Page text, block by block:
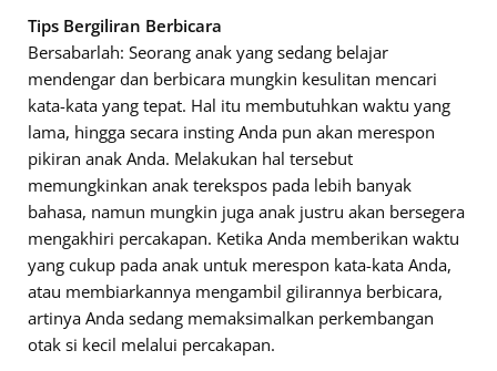
Tips Bergiliran Berbicara
Bersabarlah: Seorang anak yang sedang belajar
mendengar dan berbicara mungkin kesulitan mencari
kata-kata yang tepat. Hal itu membutuhkan waktu yang
lama, hingga secara insting Anda pun akan merespon
pikiran anak Anda. Melakukan hal tersebut
memungkinkan anak terekspos pada lebih banyak
bahasa, namun mungkin juga anak justru akan bersegera
mengakhiri percakapan. Ketika Anda memberikan waktu
yang cukup pada anak untuk merespon kata-kata Anda,
atau membiarkannya mengambil gilirannya berbicara,
artinya Anda sedang memaksimalkan perkembangan
otak si kecil melalui percakapan.